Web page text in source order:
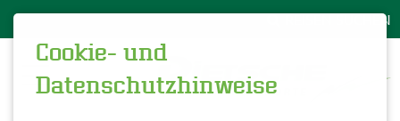
Cookie- und
Datenschutzhinweise